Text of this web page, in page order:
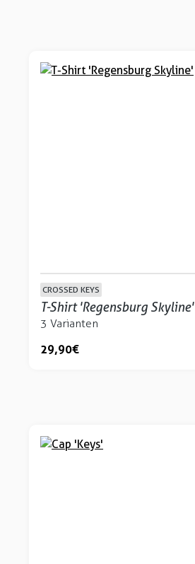
CROSSED KEYS
T-Shirt 'Regensburg Skyline'
3 Varianten
29,90 €